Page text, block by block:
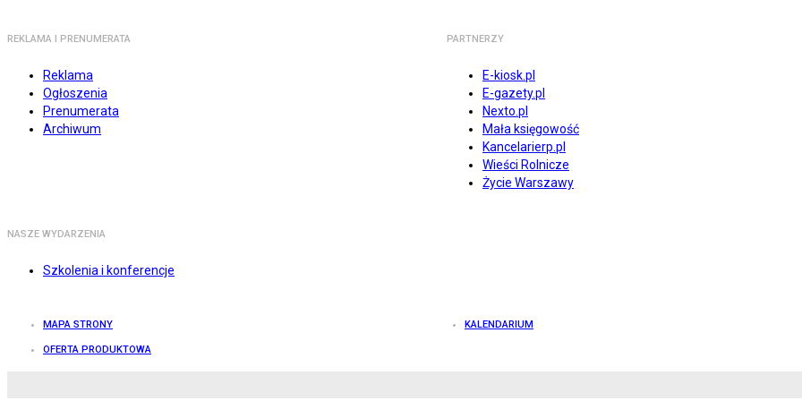
REKLAMA I PRENUMERATA
Reklama
Ogłoszenia
Prenumerata
Archiwum
PARTNERZY
E-kiosk.pl
E-gazety.pl
Nexto.pl
Mała księgowość
Kancelarierp.pl
Wieści Rolnicze
Życie Warszawy
NASZE WYDARZENIA
Szkolenia i konferencje
MAPA STRONY KALENDARIUM
OFERTA PRODUKTOWA